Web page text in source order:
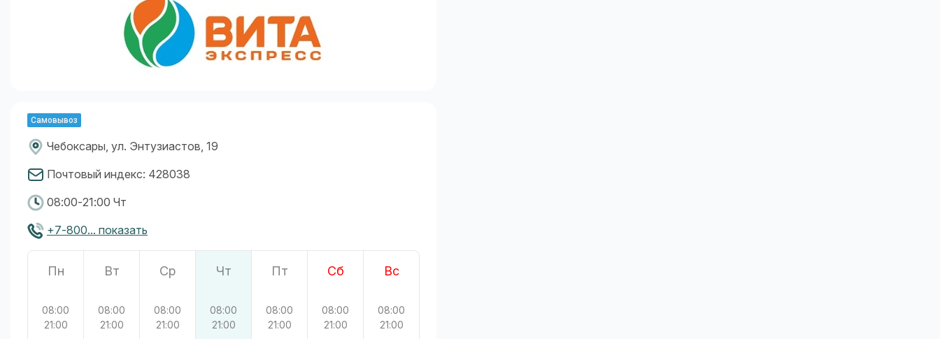
Самовывоз
Чебоксары, ул. Энтузиастов, 19
Почтовый индекс: 428038
08:00-21:00 Чт
+7-800... показать
Пн
08:00
21:00
Вт
08:00
21:00
Ср
08:00
21:00
Чт
08:00
21:00
Пт
08:00
21:00
Сб
08:00
21:00
Вс
08:00
21:00